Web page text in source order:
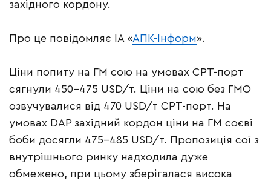
західного кордону.
Про це повідомляє ІА «АПК-Інформ».
Ціни попиту на ГМ сою на умовах СРТ-порт
сягнули 450-475 USD/т. Ціни на сою без ГМО
озвучувалися від 470 USD/т СРТ-порт. На
умовах DAP західний кордон ціни на ГМ соєві
боби досягли 475-485 USD/т. Пропозиція сої з
внутрішнього ринку надходила дуже
обмежено, при цьому зберігалася висока